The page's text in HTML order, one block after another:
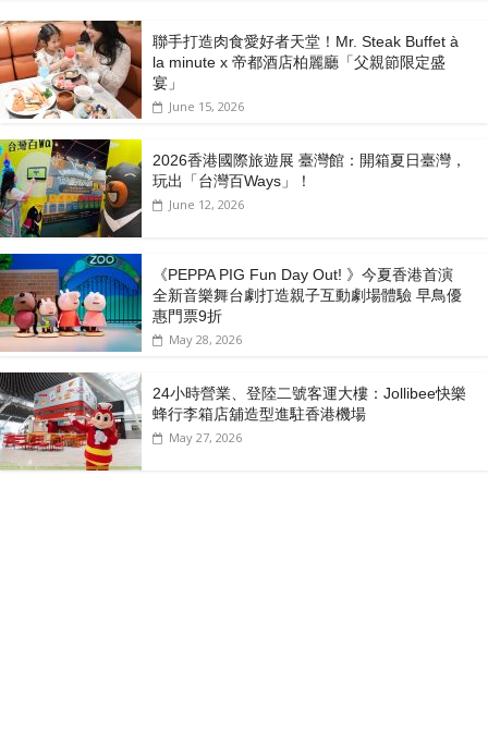
聯手打造肉食愛好者天堂！Mr. Steak Buffet à
la minute x 帝都酒店柏麗廳「⽗親節限定盛
宴」
June 15, 2026
2026香港國際旅遊展 臺灣館：開箱夏日臺灣，
玩出「台灣百Ways」！
June 12, 2026
《PEPPA PIG Fun Day Out! 》今夏香港首演
全新音樂舞台劇打造親子互動劇場體驗 早鳥優
惠門票9折
May 28, 2026
24小時營業、登陸二號客運大樓：Jollibee快樂
蜂行李箱店舖造型進駐香港機場
May 27, 2026